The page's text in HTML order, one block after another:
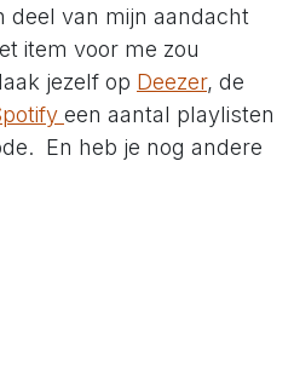
deel van mijn aandacht
item voor me zou
jezelf op Deezer, de
een aantal playlisten
En heb je nog andere